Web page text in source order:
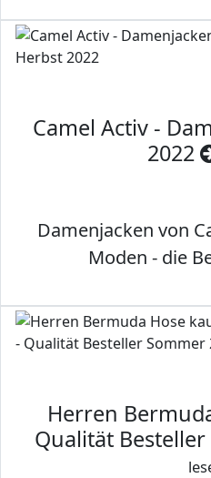
Camel Activ -
2022
Damenjacken von
Moden - die
Herren
Qualität